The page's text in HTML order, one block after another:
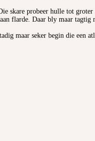
skare probeer hulle tot groter
flarde. Daar bly maar tagtig
maar seker begin die een